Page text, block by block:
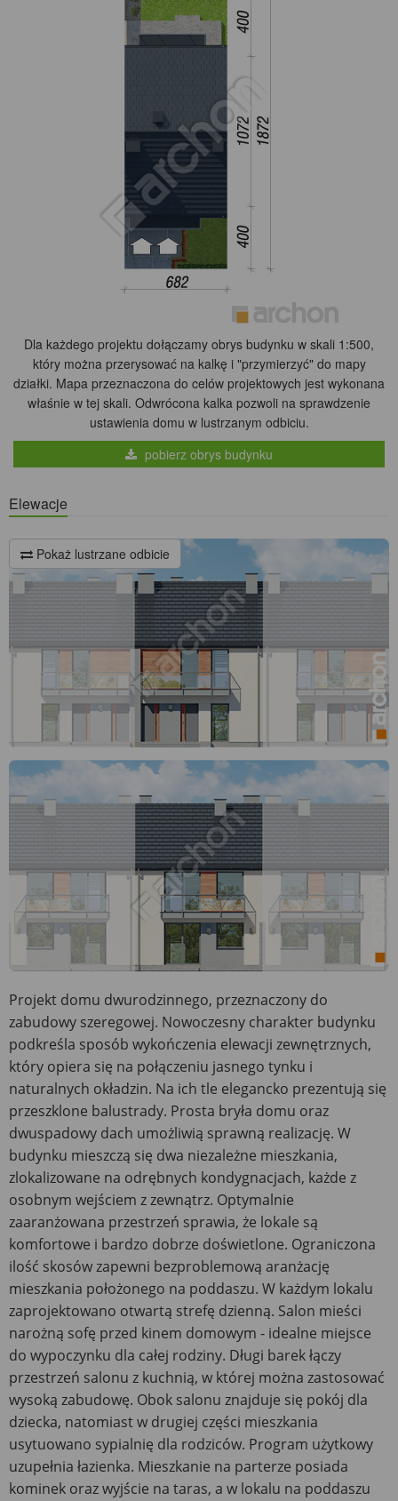
Dla każdego projektu dołączamy obrys budynku w skali 1:500,
który można przerysować na kalkę i "przymierzyć" do mapy
działki. Mapa przeznaczona do celów projektowych jest wykonana
właśnie w tej skali. Odwrócona kalka pozwoli na sprawdzenie
ustawienia domu w lustrzanym odbiciu.
pobierz obrys budynku
Elewacje
Pokaż lustrzane odbicie
Projekt domu dwurodzinnego, przeznaczony do
zabudowy szeregowej. Nowoczesny charakter budynku
podkreśla sposób wykończenia elewacji zewnętrznych,
który opiera się na połączeniu jasnego tynku i
naturalnych okładzin. Na ich tle elegancko prezentują się
przeszklone balustrady. Prosta bryła domu oraz
dwuspadowy dach umożliwią sprawną realizację. W
budynku mieszczą się dwa niezależne mieszkania,
zlokalizowane na odrębnych kondygnacjach, każde z
osobnym wejściem z zewnątrz. Optymalnie
zaaranżowana przestrzeń sprawia, że lokale są
komfortowe i bardzo dobrze doświetlone. Ograniczona
ilość skosów zapewni bezproblemową aranżację
mieszkania położonego na poddaszu. W każdym lokalu
zaprojektowano otwartą strefę dzienną. Salon mieści
narożną sofę przed kinem domowym - idealne miejsce
do wypoczynku dla całej rodziny. Długi barek łączy
przestrzeń salonu z kuchnią, w której można zastosować
wysoką zabudowę. Obok salonu znajduje się pokój dla
dziecka, natomiast w drugiej części mieszkania
usytuowano sypialnię dla rodziców. Program użytkowy
uzupełnia łazienka. Mieszkanie na parterze posiada
kominek oraz wyjście na taras, a w lokalu na poddaszu